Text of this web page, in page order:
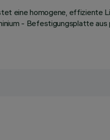
eine homogene, effiziente
- Befestigungsplatte